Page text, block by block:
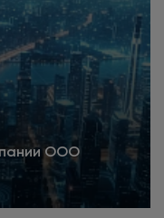
ООО